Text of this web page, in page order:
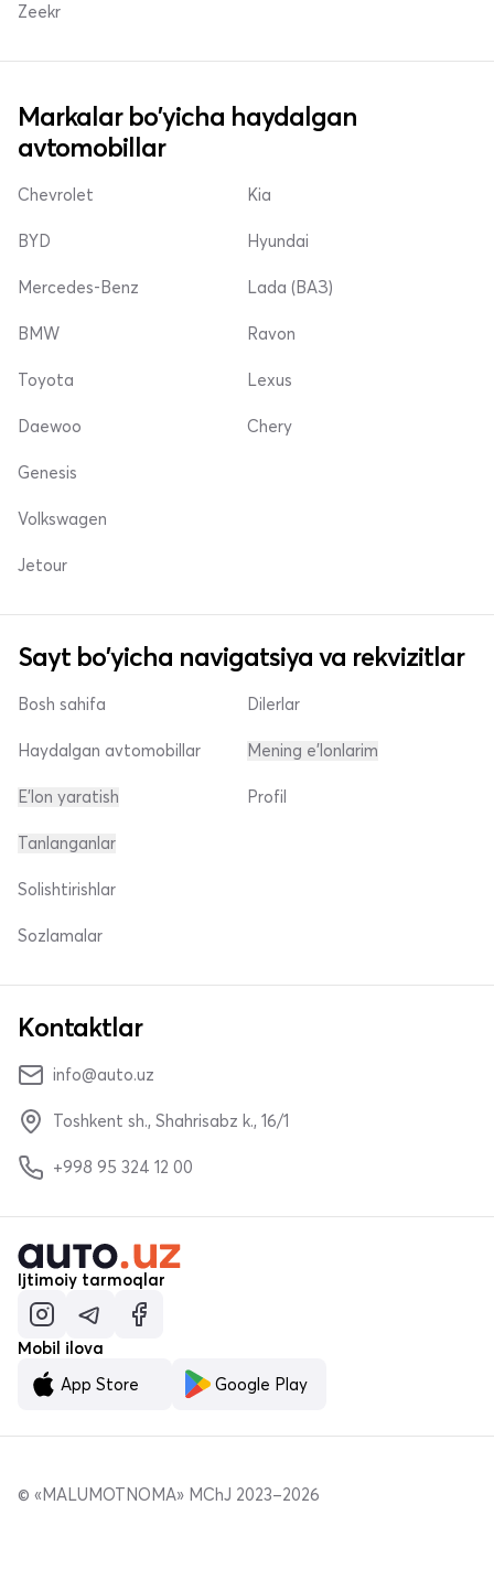
Zeekr
Markalar bo'yicha haydalgan
avtomobillar
Chevrolet
BYD
Mercedes-Benz
Kia
Hyundai
Lada (ВАЗ)
BMW
Toyota
Daewoo
Ravon
Lexus
Chery
Genesis
Volkswagen
Jetour
Sayt bo'yicha navigatsiya va rekvizitlar
Bosh sahifa
Haydalgan avtomobillar
E'lon yaratish
Dilerlar
Mening e'lonlarim
Profil
Tanlanganlar
Solishtirishlar
Sozlamalar
Kontaktlar
info@auto.uz
Toshkent sh., Shahrisabz k., 16/1
+998 95 324 12 00
Ijtimoiy tarmoqlar
Mobil ilova
App Store
Google Play
© «MALUMOTNOMA» MChJ 2023–2026